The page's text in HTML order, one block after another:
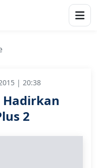
| 20:38
Hadirkan
2